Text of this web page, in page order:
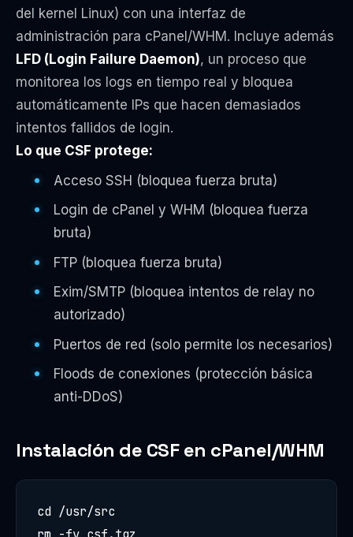
del kernel Linux) con una interfaz de
administración para cPanel/WHM. Incluye además
LFD (Login Failure Daemon), un proceso que
monitorea los logs en tiempo real y bloquea
automáticamente IPs que hacen demasiados
intentos fallidos de login.
Lo que CSF protege:
Acceso SSH (bloquea fuerza bruta)
Login de cPanel y WHM (bloquea fuerza
bruta)
FTP (bloquea fuerza bruta)
Exim/SMTP (bloquea intentos de relay no
autorizado)
Puertos de red (solo permite los necesarios)
Floods de conexiones (protección básica
anti-DDoS)
Instalación de CSF en cPanel/WHM
cd /usr/src